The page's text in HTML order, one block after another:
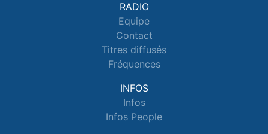
RADIO
Equipe
Contact
Titres diffusés
Fréquences
INFOS
Infos
Infos People